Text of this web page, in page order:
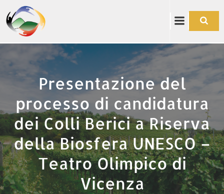
Presentazione del
processo di candidatura
dei Colli Berici a Riserva
della Biosfera UNESCO –
Teatro Olimpico di
Vicenza